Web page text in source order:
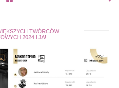
TWÓRCÓW
2024 I JA!